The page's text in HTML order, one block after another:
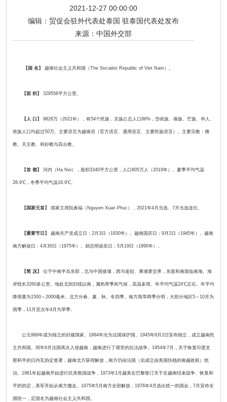
2021-12-27 00:00:00
编辑： 贸促会驻外代表处泰国 驻泰国代表处发布
来源： 中国外交部
【国 名】 越南社会主义共和国（The Socialist Republic of Viet Nam）。
【面 积】 329556平方公里。
【人 口】 9826万（2021年），有54个民族，京族占总人口86%，岱依族、傣族、芒族、华人、
侬族人口均超过50万。主要语言为越南语（官方语言、通用语言、主要民族语言）。主要宗教：佛
教、天主教、和好教与高台教。
【首 都】 河内（Ha Noi），面积3340平方公里，人口805万人（2019年）。夏季平均气温
28.9℃，冬季平均气温18.9℃。
【国家元首】 国家主席阮春福（Nguyen Xuan Phuc），2021年4月当选、7月当选连任。
【重要节日】 越南共产党成立日：2月3日（1930年）。越南国庆日：9月2日（1945年）。越南
南方解放日：4月30日（1975年）。胡志明诞辰日：5月19日（1890年）。
【简 况】 位于中南半岛东部，北与中国接壤，西与老挝、柬埔寨交界，东面和南面临南海。海
岸线长3260多公里。地处北回归线以南，属热带季风气候，高温多雨。年平均气温24℃左右。年平均
降雨量为1500～2000毫米。北方分春、夏、秋、冬四季。南方雨旱两季分明，大部分地区5～10月为
雨季，11月至次年4月为旱季。
公元968年成为独立的封建国家。1884年沦为法国保护国。1945年9月2日宣布独立，成立越南民
主共和国。同年9月法国再次入侵越南，越南进行了艰苦的抗法战争。1954年7月，关于恢复印度支
那和平的日内瓦协定签署，越南北方获得解放，南方仍由法国（后成立由美国扶植的南越政权）统
治。1961年起越南开始进行抗美救国战争，1973年1月越美在巴黎签订关于在越南结束战争、恢复和
平的协定，美军开始从南方撤走。1975年5月南方全部解放，1976年4月选出统一的国会，7月宣布全
国统一，定国名为越南社会主义共和国。